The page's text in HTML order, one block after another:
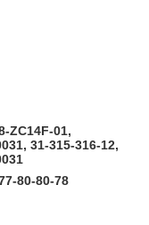
ZC14F-01,
31-315-316-12,
80-80-78